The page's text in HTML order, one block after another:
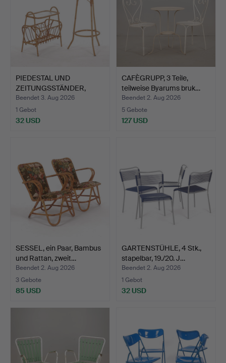
PIEDESTAL UND
ZEITUNGSSTÄNDER,
Bambus mit …
Beendet 3. Aug 2026
1 Gebot
32 USD
CAFÈGRUPP, 3 Teile,
teilweise Byarums bruk…
Beendet 2. Aug 2026
5 Gebote
127 USD
SESSEL, ein Paar, Bambus
und Rattan, zweit…
Beendet 2. Aug 2026
3 Gebote
85 USD
GARTENSTÜHLE, 4 Stk.,
stapelbar, 19./20. J…
Beendet 2. Aug 2026
1 Gebot
32 USD